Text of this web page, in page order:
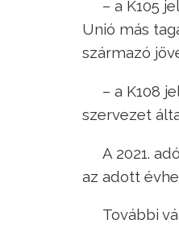
– a K105
Unió más
származó
– a K108
szervezet
A 2021.
az adott
További